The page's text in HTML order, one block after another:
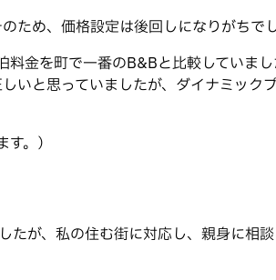
ため、価格設定は後回しになりがちでし
金を町で一番のB&Bと比較していま
いと思っていましたが、ダイナミック
。）
が、私の住む街に対応し、親身に相